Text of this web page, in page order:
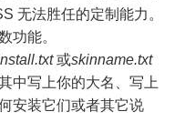
无法胜任的定制能力。
功能。
或skinname.txt
中写上你的大名、写上
安装它们或者其它说